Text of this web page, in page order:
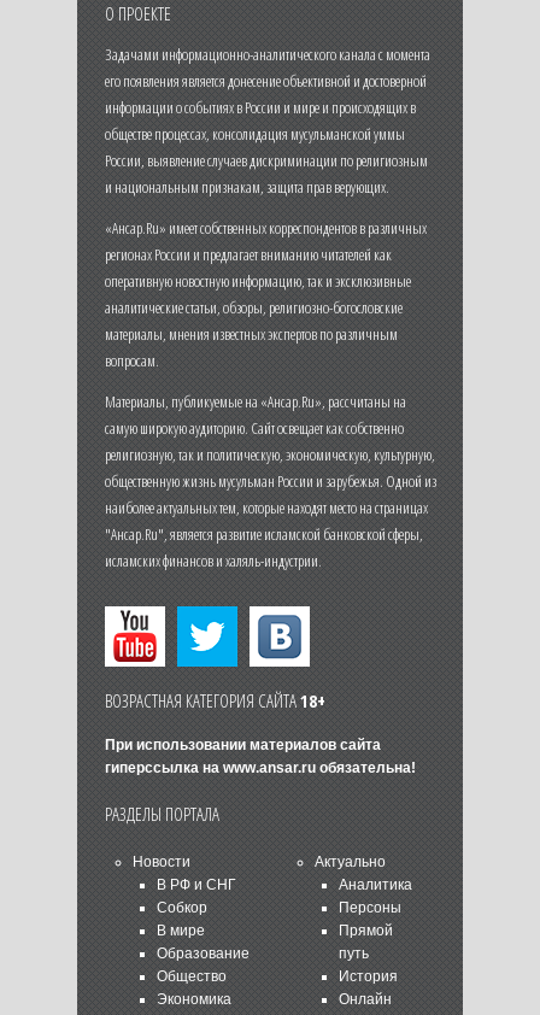
О ПРОЕКТЕ
Задачами информационно-аналитического канала с момента
его появления является донесение объективной и достоверной
информации о событиях в России и мире и происходящих в
обществе процессах, консолидация мусульманской уммы
России, выявление случаев дискриминации по религиозным
и национальным признакам, защита прав верующих.
«Ансар.Ru» имеет собственных корреспондентов в различных
регионах России и предлагает вниманию читателей как
оперативную новостную информацию, так и эксклюзивные
аналитические статьи, обзоры, религиозно-богословские
материалы, мнения известных экспертов по различным
вопросам.
Материалы, публикуемые на «Ансар.Ru», рассчитаны на
самую широкую аудиторию. Сайт освещает как собственно
религиозную, так и политическую, экономическую, культурную,
общественную жизнь мусульман России и зарубежья. Одной из
наиболее актуальных тем, которые находят место на страницах
"Ансар.Ru", является развитие исламской банковской сферы,
исламских финансов и халяль-индустрии.
ВОЗРАСТНАЯ КАТЕГОРИЯ САЙТА18+
При использовании материалов сайта
гиперссылка на www.ansar.ruобязательна!
РАЗДЕЛЫ ПОРТАЛА
Новости
В РФ и СНГ
Собкор
В мире
Образование
Общество
Экономика
Актуально
Аналитика
Персоны
Прямой
путь
История
Онлайн